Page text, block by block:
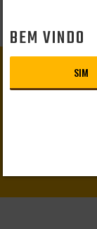
GANHE
EM
BEM VINDO
SIM